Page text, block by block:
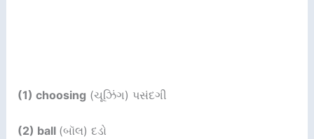
(1) choosing (ચૂઝિંગ) પસંદગી
(2) ball (બૉલ) દડો